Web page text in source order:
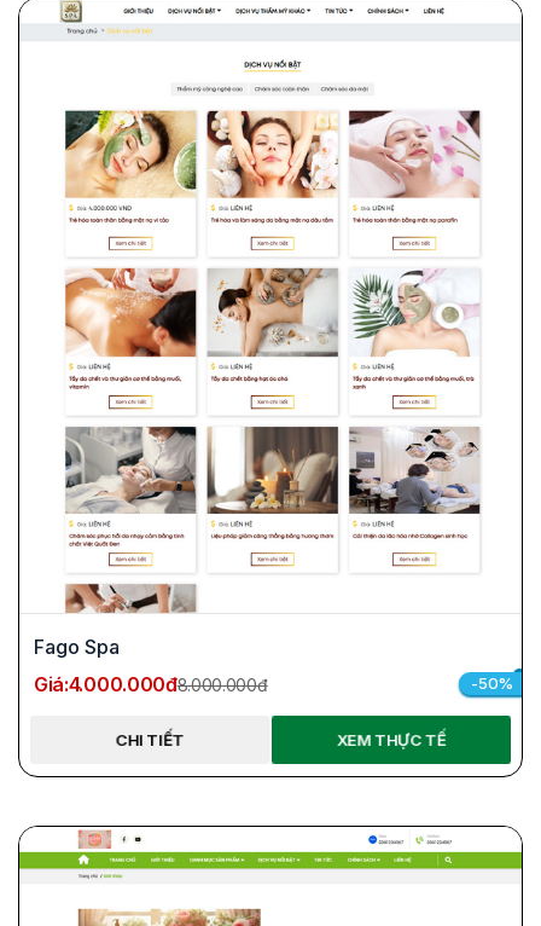
Fago Spa
Giá:4.000.000đ8.000.000đ -50%
CHI TIẾT XEM THỰC TẾ